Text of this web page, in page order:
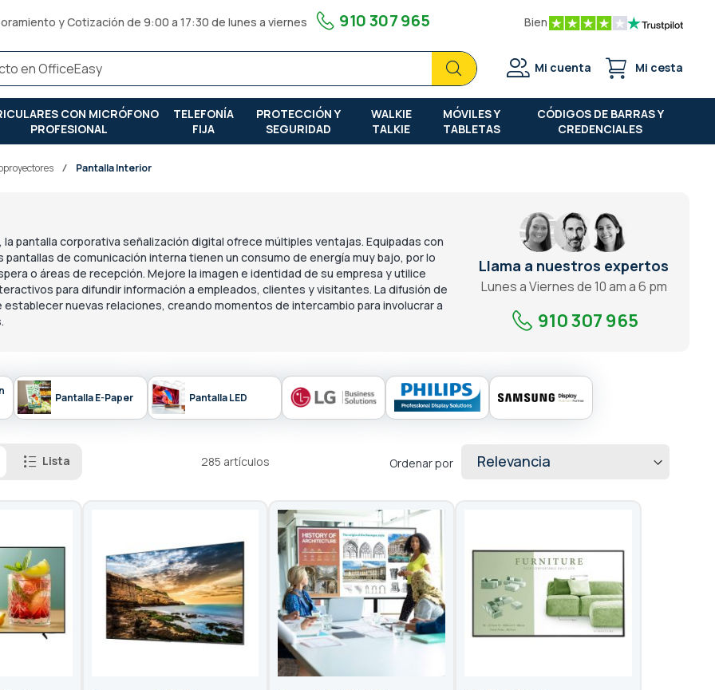
y Cotización de 9:00 a 17:30 de lunes a viernes 910 307 965 Bien
BuscarBuscar
Mi cuenta Mi cesta
CON MICRÓFONO
PROFESIONAL
TELEFONÍA
FIJA
PROTECCIÓN Y
SEGURIDAD
WALKIE
TALKIE
MÓVILES Y
TABLETAS
CÓDIGOS DE BARRAS Y
CREDENCIALES
Pantalla Interior
pantalla corporativa señalización digital ofrece múltiples ventajas. Equipadas con
de comunicación interna tienen un consumo de energía muy bajo, por lo
o áreas de recepción. Mejore la imagen e identidad de su empresa y utilice
para difundir información a empleados, clientes y visitantes. La difusión de
nuevas relaciones, creando momentos de intercambio para involucrar a
Llama a nuestros expertos
Lunes a Viernes de 10 am a 6 pm
910 307 965
Pantalla E-Paper Pantalla LED
Lista 285 artículos Ordenar por